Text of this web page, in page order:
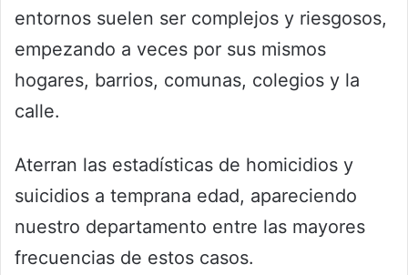
entornos suelen ser complejos y riesgosos,
empezando a veces por sus mismos
hogares, barrios, comunas, colegios y la
calle.
Aterran las estadísticas de homicidios y
suicidios a temprana edad, apareciendo
nuestro departamento entre las mayores
frecuencias de estos casos.